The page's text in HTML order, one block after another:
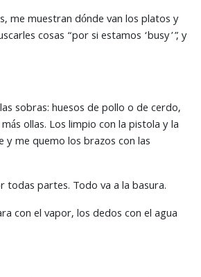
me muestran dónde van los platos y
cosas “por si estamos ‘busy’”, y
sobras: huesos de pollo o de cerdo,
ollas. Los limpio con la pistola y la
me quemo los brazos con las
todas partes. Todo va a la basura.
con el vapor, los dedos con el agua